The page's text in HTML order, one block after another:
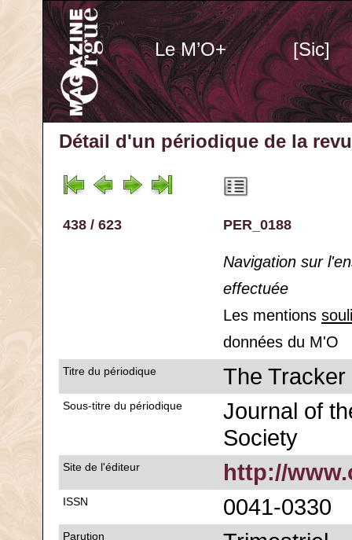
Le M’O+ [Sic]
Détail d'un périodique de la
438 / 623 PER_0188
Navigation sur
effectuée
Les mentions
données du M'O
Titre du périodique The Tracker
Sous-titre du périodique
Journal of
Society
Site de l'éditeur http://
ISSN 0041-0330
Parution